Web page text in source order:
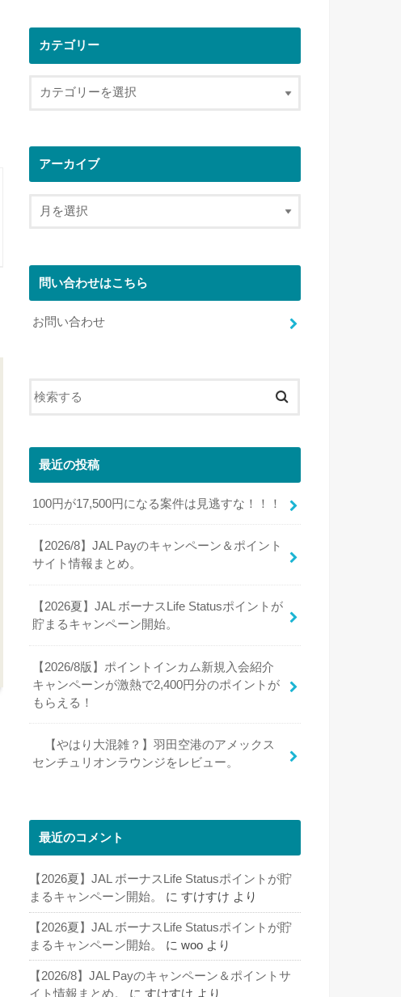
カテゴリー
アーカイブ
問い合わせはこちら
お問い合わせ
最近の投稿
100円が17,500円になる案件は見逃すな！！！
【2026/8】JAL Payのキャンペーン＆ポイント
サイト情報まとめ。
【2026夏】JAL ボーナスLife Statusポイントが
貯まるキャンペーン開始。
【2026/8版】ポイントインカム新規入会紹介
キャンペーンが激熱で2,400円分のポイントが
もらえる！
【やはり大混雑？】羽田空港のアメックス
センチュリオンラウンジをレビュー。
最近のコメント
【2026夏】JAL ボーナスLife Statusポイントが貯
まるキャンペーン開始。
に すけすけ より
【2026夏】JAL ボーナスLife Statusポイントが貯
まるキャンペーン開始。
に woo より
【2026/8】JAL Payのキャンペーン＆ポイントサ
イト情報まとめ。
に すけすけ より